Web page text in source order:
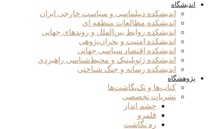
اندیشگاه
اندیشکده دیپلماسی و سیاست خارجی ایران
اندیشکده مطالعات منطقه ای
اندیشکده روابط بین‌الملل و روندهای جهانی
اندیشکده امنیت و بحران‌پژوهی
اندیشکده اقتصاد سیاسی جهانی
اندیشکده ژئوپلیتیک و محیط‌شناسی راهبردی
اندیشکده رسانه و جنگ شناختی
پژوهشگاه
کتاب‌ها و تک‌نگاشت‌ها
نشریات تخصصی
چشم انداز
قلمرو
ره نگاشت